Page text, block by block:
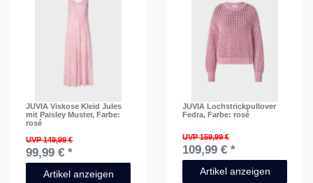
JUVIA Viskose Kleid Jules
mit Paisley Muster, Farbe:
rosé
UVP 149,99 €
99,99 € *
Artikel anzeigen
JUVIA Lochstrickpullover
Fedra, Farbe: rosé
UVP 159,99 €
109,99 € *
Artikel anzeigen